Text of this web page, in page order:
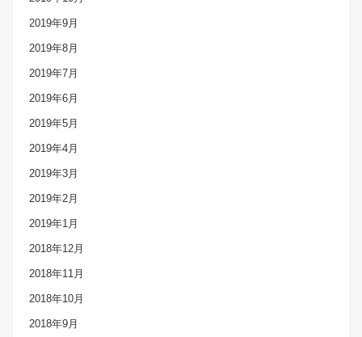
2019年9月
2019年8月
2019年7月
2019年6月
2019年5月
2019年4月
2019年3月
2019年2月
2019年1月
2018年12月
2018年11月
2018年10月
2018年9月